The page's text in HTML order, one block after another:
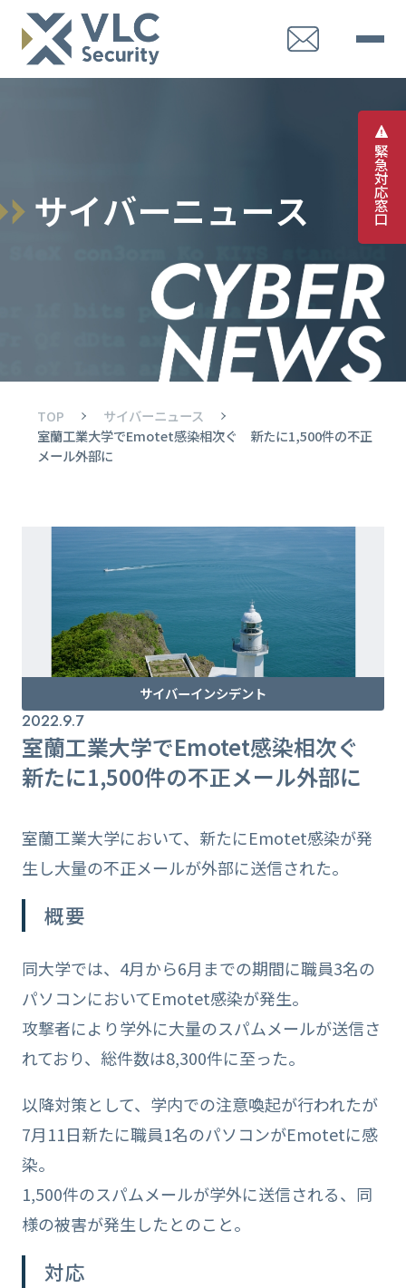
緊
急
対
応
窓
口
サイバーニュース
TOP
サイバーニュース
室蘭工業大学でEmotet感染相次ぐ 新たに1,500件の不正
メール外部に
サイバーインシデント
2022.9.7
室蘭工業大学でEmotet感染相次ぐ
新たに1,500件の不正メール外部に
室蘭工業大学において、新たにEmotet感染が発
生し大量の不正メールが外部に送信された。
概要
同大学では、4月から6月までの期間に職員3名の
パソコンにおいてEmotet感染が発生。
攻撃者により学外に大量のスパムメールが送信さ
れており、総件数は8,300件に至った。
以降対策として、学内での注意喚起が行われたが
7月11日新たに職員1名のパソコンがEmotetに感
染。
1,500件のスパムメールが学外に送信される、同
様の被害が発生したとのこと。
対応